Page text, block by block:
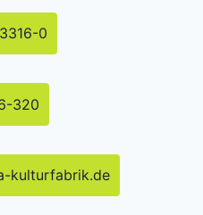
0
320
kulturfabrik.de